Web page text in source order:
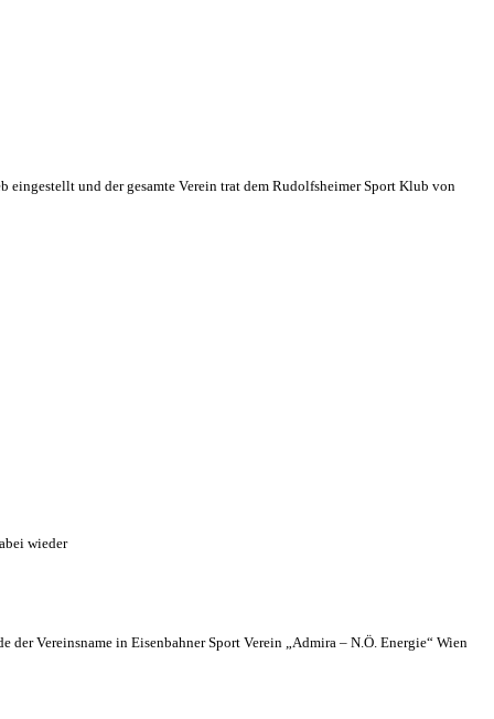
eingestellt und der gesamte Verein trat dem Rudolfsheimer Sport Klub von
wieder
der Vereinsname in Eisenbahner Sport Verein „Admira – N.Ö. Energie“ Wien